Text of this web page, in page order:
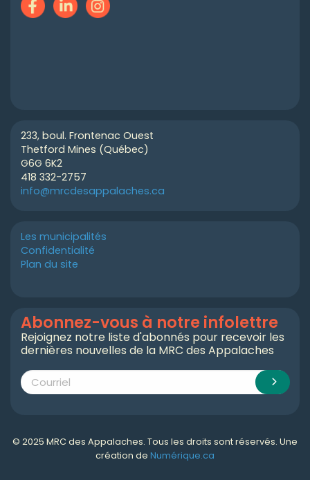
233, boul. Frontenac Ouest
Thetford Mines (Québec)
G6G 6K2
418 332-2757
info@mrcdesappalaches.ca
Les municipalités
Confidentialité
Plan du site
Abonnez-vous à notre infolettre
Rejoignez notre liste d'abonnés pour recevoir les
dernières nouvelles de la MRC des Appalaches
© 2025 MRC des Appalaches. Tous les droits sont réservés. Une
création de Numérique.ca